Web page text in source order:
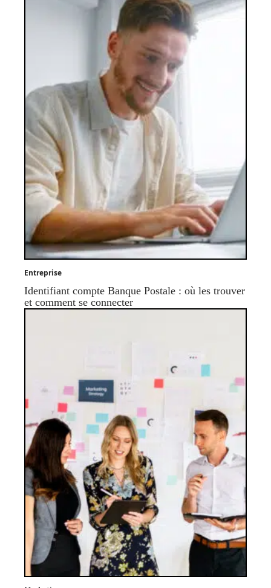
Entreprise
Identifiant compte Banque Postale : où les trouver
et comment se connecter